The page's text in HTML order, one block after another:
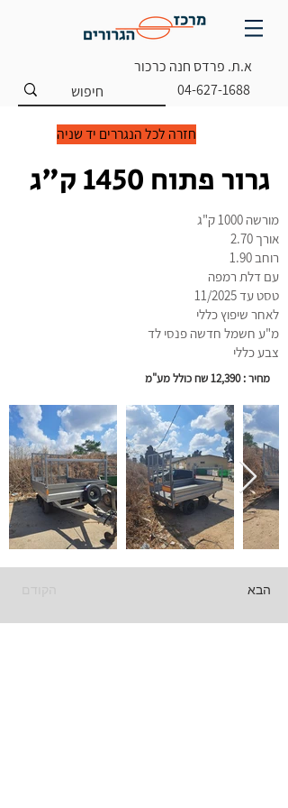
04-627-1688
א.ת. פרדס חנה כרכור
חזרה לכל הנגררים יד שניה
גרור פתוח 1450 ק"ג
מורשה 1000 ק"ג
אורך 2.70
רוחב 1.90
עם דלת רמפה
טסט עד 11/2025
לאחר שיפוץ כללי
מ"ע חשמל חדשה פנסי לד
צבע כללי
מחיר : 12,390 שח כולל מע"מ
הבא